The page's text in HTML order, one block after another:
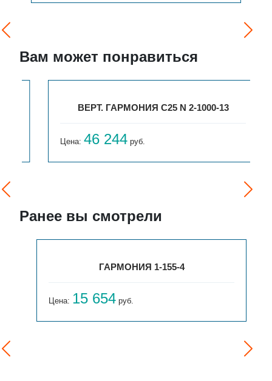
Вам может понравиться
ВЕРТ. ГАРМОНИЯ С25 N 2-1000-13
Цена:46 244руб.
Ранее вы смотрели
ГАРМОНИЯ 1-155-4
Цена:15 654руб.